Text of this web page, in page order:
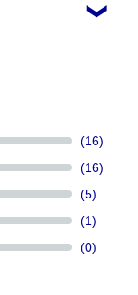
❯
(16)
(16)
(5)
(1)
(0)